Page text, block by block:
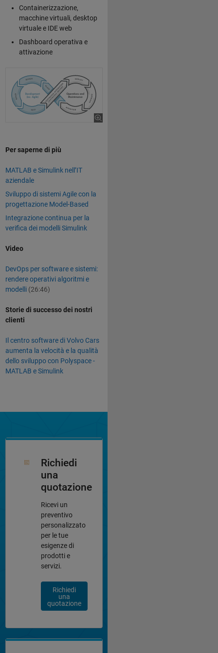
Containerizzazione,
macchine virtuali, desktop
virtuale e IDE web
Dashboard operativa e
attivazione
Per saperne di più
MATLAB e Simulink nell’IT
aziendale
Sviluppo di sistemi Agile con la
progettazione Model-Based
Integrazione continua per la
verifica dei modelli Simulink
Video
DevOps per software e sistemi:
rendere operativi algoritmi e
modelli (26:46)
Storie di successo dei nostri
clienti
Il centro software di Volvo Cars
aumenta la velocità e la qualità
dello sviluppo con Polyspace -
MATLAB e Simulink
Richiedi
una
quotazione
Ricevi un
preventivo
personalizzato
per le tue
esigenze di
prodotti e
servizi.
Richiedi
una
quotazione